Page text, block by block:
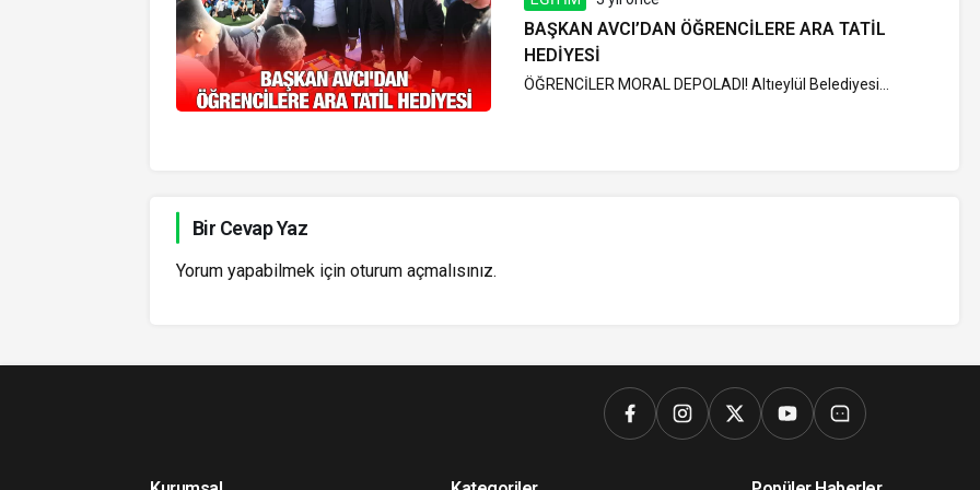
BAŞKAN AVCI’DAN ÖĞRENCİLERE ARA TATİL
HEDİYESİ
ÖĞRENCİLER MORAL DEPOLADI! Altıeylül Belediyesi...
Bir Cevap Yaz
Yorum yapabilmek için oturum açmalısınız.